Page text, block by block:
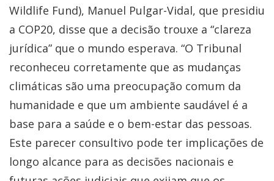
Wildlife Fund), Manuel Pulgar-Vidal, que presidiu
a COP20, disse que a decisão trouxe a “clareza
jurídica” que o mundo esperava. “O Tribunal
reconheceu corretamente que as mudanças
climáticas são uma preocupação comum da
humanidade e que um ambiente saudável é a
base para a saúde e o bem-estar das pessoas.
Este parecer consultivo pode ter implicações de
longo alcance para as decisões nacionais e